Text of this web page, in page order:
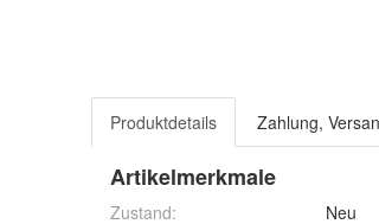
Produktdetails Zahlung,
Artikelmerkmale
Zustand:
Neu